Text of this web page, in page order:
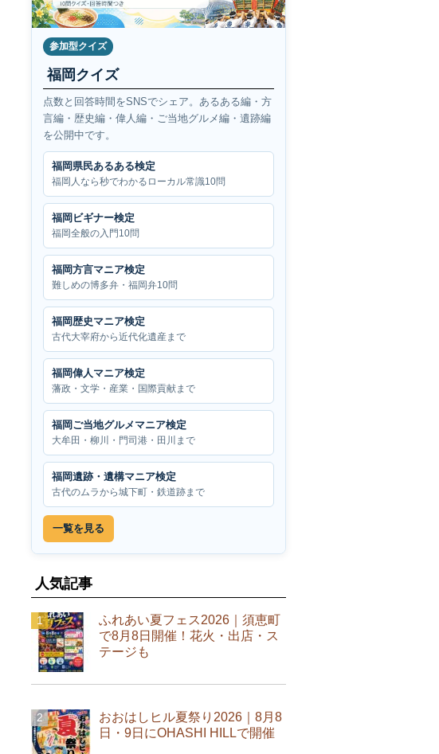
参加型クイズ
福岡クイズ
点数と回答時間をSNSでシェア。あるある編・方
言編・歴史編・偉人編・ご当地グルメ編・遺跡編
を公開中です。
福岡県民あるある検定
福岡人なら秒でわかるローカル常識10問
福岡ビギナー検定
福岡全般の入門10問
福岡方言マニア検定
難しめの博多弁・福岡弁10問
福岡歴史マニア検定
古代大宰府から近代化遺産まで
福岡偉人マニア検定
藩政・文学・産業・国際貢献まで
福岡ご当地グルメマニア検定
大牟田・柳川・門司港・田川まで
福岡遺跡・遺構マニア検定
古代のムラから城下町・鉄道跡まで
一覧を見る
人気記事
ふれあい夏フェス2026｜須恵町
で8月8日開催！花火・出店・ス
テージも
おおはしヒル夏祭り2026｜8月8
日・9日にOHASHI HILLで開催